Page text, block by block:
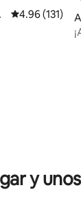
Calificación
4.96 (131)
y